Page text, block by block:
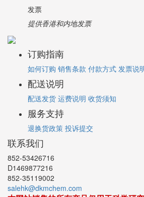
发票
提供香港和内地发票
订购指南
如何订购 销售条款 付款方式 发票说
配送说明
配送发货 运费说明 收货须知
服务支持
退换货政策 投诉提交
联系我们
852-53426716
D1469877216
852-35119002
salehk@dkmchem.com